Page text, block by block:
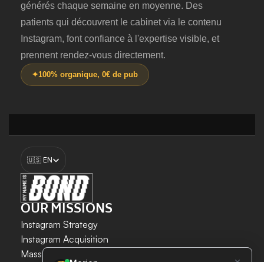
générés chaque semaine en moyenne. Des
patients qui découvrent le cabinet via le contenu
Instagram, font confiance à l'expertise visible, et
prennent rendez-vous directement.
✦100% organique, 0€ de pub
Prêt à remplir votre agenda sans faire de pub ?
On construit ensemble la stratégie Instagram qui
transforme votre expertise en patients fidèles, dans le
respect total de votre code de déontologie.
🇺🇸 EN
OUR MISSIONS
Instagram Strategy
Instagram Acquisition
Mass DM Instagram